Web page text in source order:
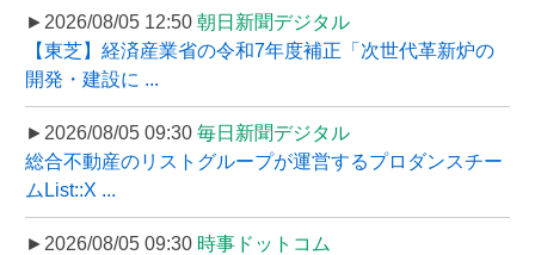
►2026/08/05 12:50 朝日新聞デジタル
【東芝】経済産業省の令和7年度補正「次世代革新炉の
開発・建設に ...
►2026/08/05 09:30 毎日新聞デジタル
総合不動産のリストグループが運営するプロダンスチー
ムList::X ...
►2026/08/05 09:30 時事ドットコム